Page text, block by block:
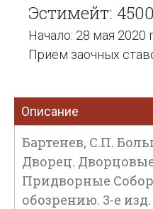
Эстимейт:
Начало: 28 мая 2020
Прием заочных
Описание
Бартенев, С.П.
Дворец.
Придворные
обозрению. 3-е